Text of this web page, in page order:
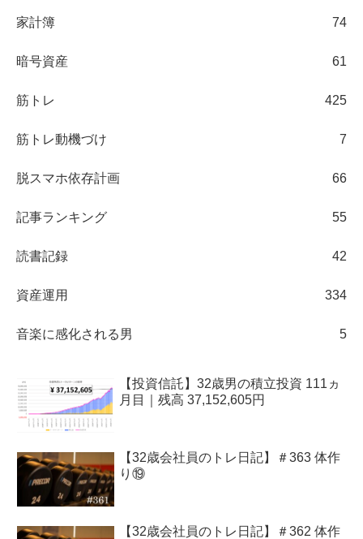
家計簿 74
暗号資産 61
筋トレ 425
筋トレ動機づけ 7
脱スマホ依存計画 66
記事ランキング 55
読書記録 42
資産運用 334
音楽に感化される男 5
【投資信託】32歳男の積立投資 111ヵ
月目｜残高 37,152,605円
【32歳会社員のトレ日記】＃363 体作
り⑲
【32歳会社員のトレ日記】＃362 体作